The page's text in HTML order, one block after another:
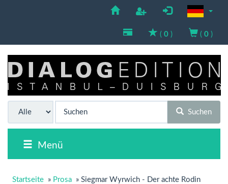
( 0 ) ( 0 )
Suchen
Menü
Startseite » Prosa » Siegmar Wyrwich - Der achte Rodin